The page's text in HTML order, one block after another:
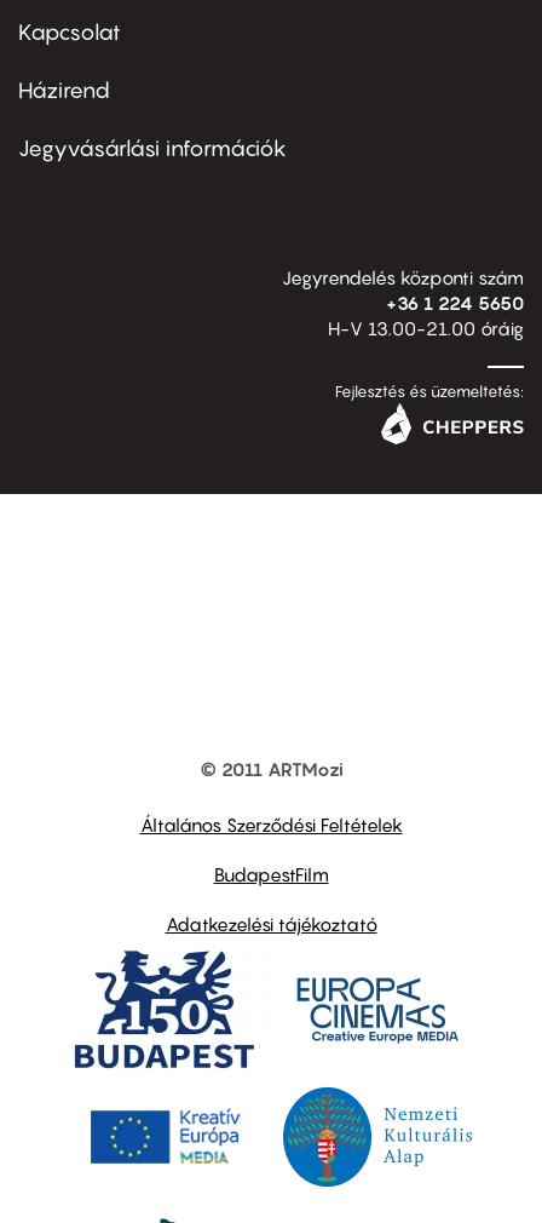
firstKapcsolat
Footer
second
Házirend
Jegyvásárlási információk
Jegyrendelés központi szám
+36 1 224 5650
H-V 13.00-21.00 óráig
Fejlesztés és üzemeltetés:
© 2011 ARTMozi
Általános Szerződési Feltételek
BudapestFilm
Adatkezelési tájékoztató